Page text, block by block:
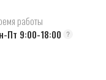
Пт 9:00-18:00
работы